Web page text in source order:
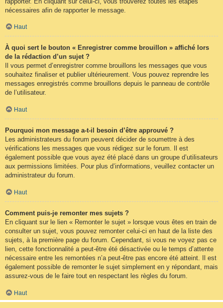
nécessaires afin de rapporter le message.
Haut
À quoi sert le bouton « Enregistrer comme brouillon » affiché lors
de la rédaction d’un sujet ?
Il vous permet d’enregistrer comme brouillons les messages que vous
souhaitez finaliser et publier ultérieurement. Vous pouvez reprendre les
messages enregistrés comme brouillons depuis le panneau de contrôle
de l’utilisateur.
Haut
Pourquoi mon message a-t-il besoin d’être approuvé ?
Les administrateurs du forum peuvent décider de soumettre à des
vérifications les messages que vous rédigez sur le forum. Il est
également possible que vous ayez été placé dans un groupe d’utilisateurs
aux permissions limitées. Pour plus d’informations, veuillez contacter un
administrateur du forum.
Haut
Comment puis-je remonter mes sujets ?
En cliquant sur le lien « Remonter le sujet » lorsque vous êtes en train de
consulter un sujet, vous pouvez remonter celui-ci en haut de la liste des
sujets, à la première page du forum. Cependant, si vous ne voyez pas ce
lien, cette fonctionnalité a peut-être été désactivée ou le temps d’attente
nécessaire entre les remontées n’a peut-être pas encore été atteint. Il est
également possible de remonter le sujet simplement en y répondant, mais
assurez-vous de le faire tout en respectant les règles du forum.
Haut